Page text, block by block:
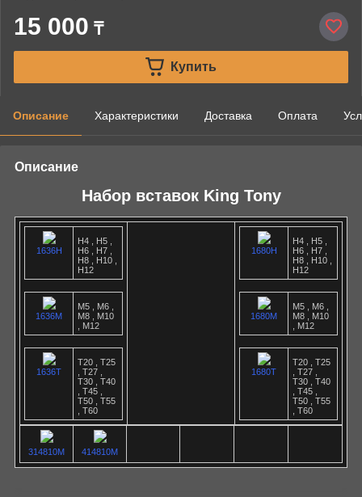
15 000 ₸
Купить
Описание Характеристики Доставка Оплата
Описание
Набор вставок King Tony
1636H
H4 , H5 ,
H6 , H7 ,
H8 , H10 ,
H12
1636M
M5 , M6 ,
M8 , M10
, M12
1636T
T20 , T25
, T27 ,
T30 , T40
, T45 ,
T50 , T55
, T60
1680H
H4 , H5 ,
H6 , H7 ,
H8 , H10 ,
H12
1680M
M5 , M6 ,
M8 , M10
, M12
1680T
T20 , T25
, T27 ,
T30 , T40
, T45 ,
T50 , T55
, T60
314810M 414810M